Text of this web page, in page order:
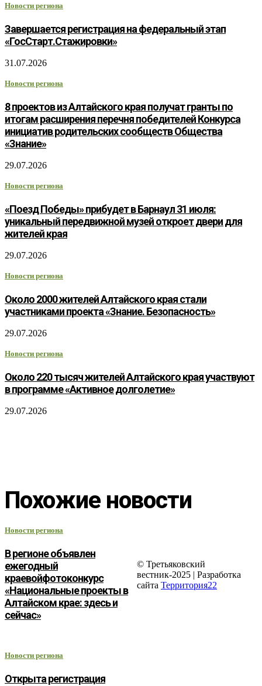
Новости региона
Завершается регистрация на федеральный этап
«ГосСтарт.Стажировки»
31.07.2026
Новости региона
8 проектов из Алтайского края получат гранты по
итогам расширения перечня победителей Конкурса
инициатив родительских сообществ Общества
«Знание»
29.07.2026
Новости региона
«Поезд Победы» прибудет в Барнаул 31 июля:
уникальный передвижной музей откроет двери для
жителей края
29.07.2026
Новости региона
Около 2000 жителей Алтайского края стали
участниками проекта «Знание. Безопасность»
29.07.2026
Новости региона
Около 220 тысяч жителей Алтайского края участвуют
в программе «Активное долголетие»
29.07.2026
Похожие новости
Новости региона
В регионе объявлен
ежегодный
краевойфотоконкурс
«Национальные проекты в
Алтайском крае: здесь и
сейчас»
Новости региона
Открыта регистрация
© Третьяковский
вестник-2025 | Разработка
сайта Территория22